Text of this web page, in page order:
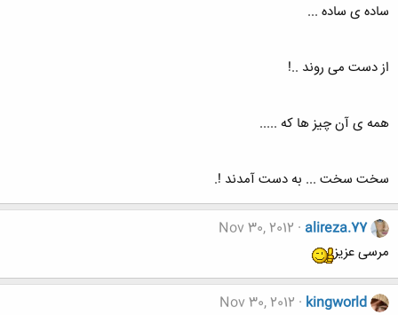
ساده ی ساده ...
از دست می روند ..!
همه ی آن چیز ها که .....
سخت سخت ... به دست آمدند !.
alireza.77
Nov 30, 2012
مرسی عزیز
kingworld
Nov 30, 2012